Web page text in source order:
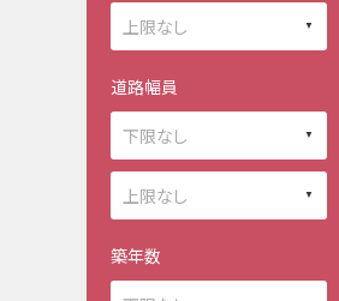
道路幅員
築年数